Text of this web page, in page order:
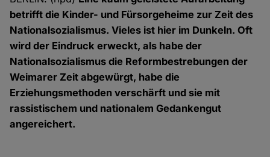
betrifft die Kinder- und Fürsorgeheime zur Zeit des
Nationalsozialismus. Vieles ist hier im Dunkeln. Oft
wird der Eindruck erweckt, als habe der
Nationalsozialismus die Reformbestrebungen der
Weimarer Zeit abgewürgt, habe die
Erziehungsmethoden verschärft und sie mit
rassistischem und nationalem Gedankengut
angereichert.